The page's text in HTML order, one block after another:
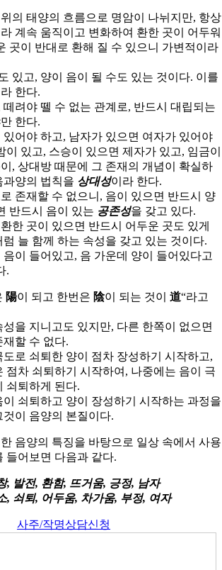
의 태양의 흐름으로 명암이 나뉘지만, 항상
계속 움직이고 변화하여 환한 곳이 어두워
곳이 반대로 환해 질 수 있으니 가변적이라
있고, 양이 음이 될 수도 있는 것이다. 이를
한다.
려야 뗄 수 없는 관계로, 반드시 대립되는
한다.
어야 하고, 남자가 있으면 여자가 있어야
이 있고, 스승이 있으면 제자가 있고, 임금이
, 상대방 때문에 그 존재의 개념이 확실하
양의 법칙을 상대성이라 한다.
존재할 수 없으니, 음이 있으면 반드시 양
반드시 음이 있는 공존성을 갖고 있다.
한 곳이 있으면 반드시 어두운 곳도 있게
늘 함께 하는 속성을 갖고 있는 것이다.
이 들어있고, 음 가운데 양이 들어있다고
.
陽이 되고 한번은 陰이 되는 것이道“라고
을 지니고도 있지만, 다른 한쪽이 없으면
할 수 없다.
로 쇠퇴한 양이 점차 장성하기 시작하고,
점차 쇠퇴하기 시작하여, 나중에는 음이 극
쇠퇴하게 된다.
쇠퇴하고 양이 장성하기 시작하는 과정을
이 음양의 본질이다.
음양의 특징을 바탕으로 일상 속에서 사용
들어보면 다음과 같다.
, 발전, 환함, 뜨거움, 긍정, 남자
, 쇠퇴, 어두움, 차가움, 부정, 여자
사주/작명상담신청